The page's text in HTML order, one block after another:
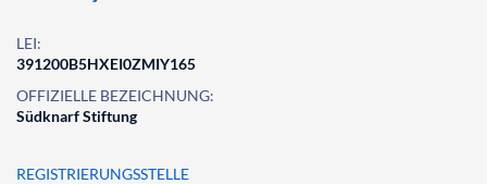
LEI:
391200B5HXEI0ZMIY165
OFFIZIELLE BEZEICHNUNG:
Südknarf Stiftung
REGISTRIERUNGSSTELLE